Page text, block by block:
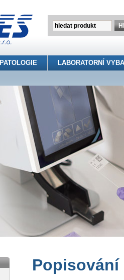
PATOLOGIE LABORATORNÍ
Popisování